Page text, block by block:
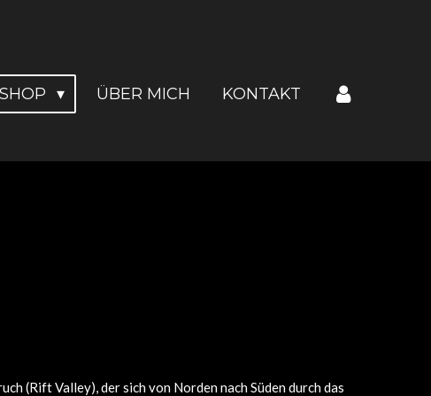
SHOP ÜBER MICH KONTAKT
(Rift Valley), der sich von Norden nach Süden durch das